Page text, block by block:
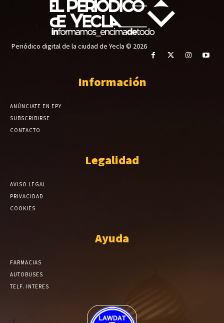
Periódico digital de la ciudad de Yecla © 2026
Información
ANÚNCIATE EN EPY
SUBSCRIBIRSE
CONTACTO
Legalidad
AVISO LEGAL
PRIVACIDAD
COOKIES
Ayuda
FARMACIAS
AUTOBUSES
TELF. INTERES